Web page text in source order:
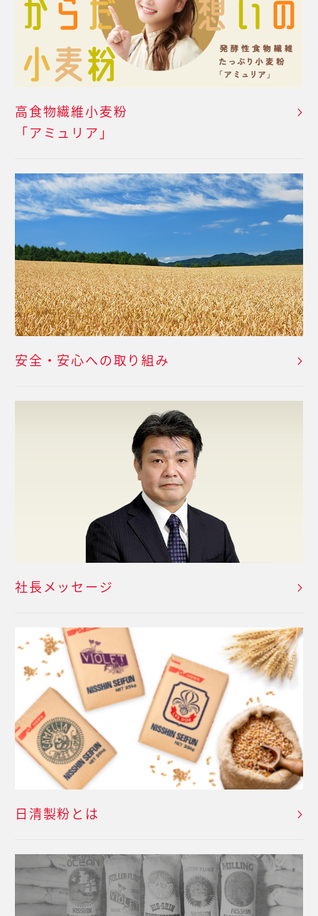
高食物繊維小麦粉
「アミュリア」
安全・安心への取り組み
社長メッセージ
日清製粉とは